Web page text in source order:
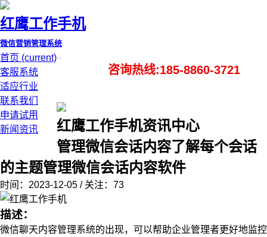
红鹰工作手机
微信营销管理系统
首页 (current)
客服系统
适应行业
联系我们
申请试用
新闻资讯
咨询热线:185-8860-3721
红鹰工作手机资讯中心
管理微信会话内容了解每个会话
的主题管理微信会话内容软件
时间：2023-12-05 / 关注：73
描述：
微信聊天内容管理系统的出现，可以帮助企业管理者更好地监控